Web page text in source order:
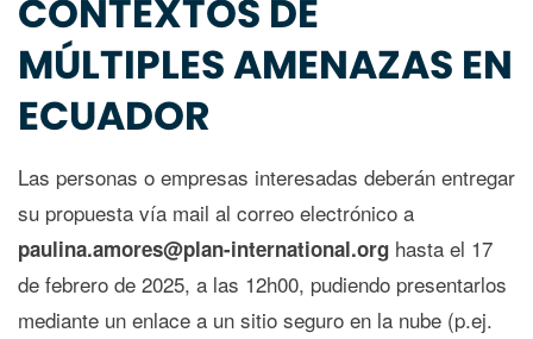
CONTEXTOS DE
MÚLTIPLES AMENAZAS EN
ECUADOR
Las personas o empresas interesadas deberán entregar
su propuesta vía mail al correo electrónico a
paulina.amores@plan-international.org hasta el 17
de febrero de 2025, a las 12h00, pudiendo presentarlos
mediante un enlace a un sitio seguro en la nube (p.ej.